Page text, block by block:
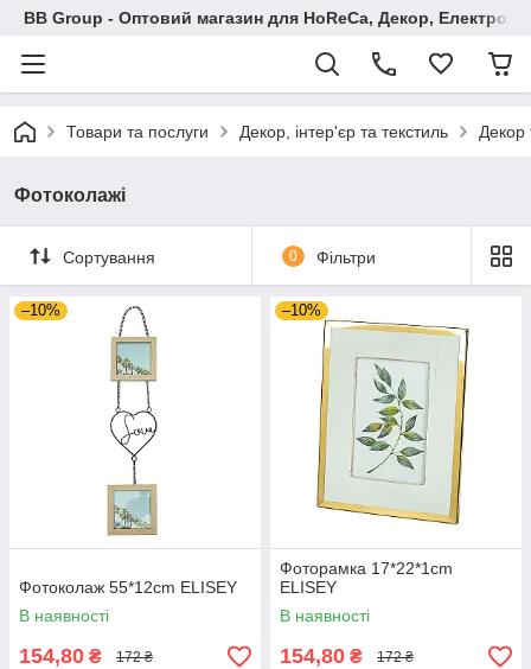
BB Group - Оптовий магазин для HoReCa, Декор,
Товари та послуги Декор, інтер'єр та текстиль Декор
Фотоколажі
Сортування 0 Фільтри
–10%
Фотоколаж 55*12cm ELISEY
В наявності
154,80 ₴ 172 ₴
–10%
Фоторамка 17*22*1cm
ELISEY
В наявності
154,80 ₴ 172 ₴